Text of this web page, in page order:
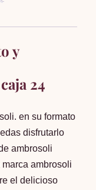
y
24
en su formato
disfrutarlo
ambrosoli
marca ambrosoli
el delicioso